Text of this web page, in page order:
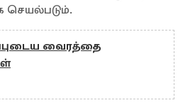
செயல்படும்.
வைரத்தை